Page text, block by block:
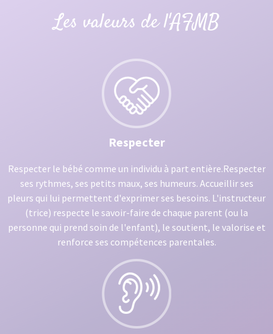
Les valeurs de l'AFMB
Respecter
Respecter le bébé comme un individu à part entière.Respecter
ses rythmes, ses petits maux, ses humeurs. Accueillir ses
pleurs qui lui permettent d'exprimer ses besoins. L'instructeur
(trice) respecte le savoir-faire de chaque parent (ou la
personne qui prend soin de l'enfant), le soutient, le valorise et
renforce ses compétences parentales.